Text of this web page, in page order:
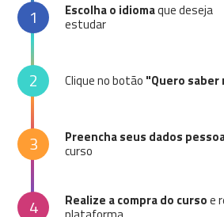
1 Escolha o idiomaque deseja
estudar
2 Clique no botão "Quero saber
3 Preencha seus dados
curso
4 Realize a compra do cursoe